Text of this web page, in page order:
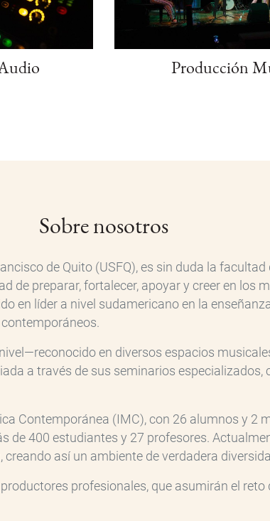
Producción
Sobre nosotros
de Quito (USFQ), es sin duda la
de preparar, fortalecer, apoyar y creer en los
en líder a nivel sudamericano en la
en diversos espacios
a través de sus seminarios
Contemporánea (IMC), con 26 alumnos y 2
de 400 estudiantes y 27 profesores.
así un ambiente de verdadera
profesionales, que asumirán el